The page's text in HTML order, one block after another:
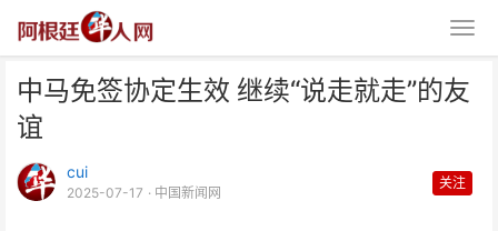
中马免签协定生效 继续“说走就走”的友
谊
cui
2025-07-17 · 中国新闻网
关注